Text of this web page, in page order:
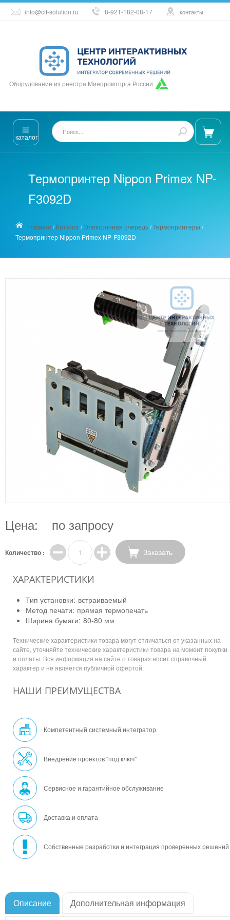
info@cit-solution.ru 8-921-182-08-17 контакты
Оборудование из реестра Минпромторга России
каталог
Термопринтер Nippon Primex NP-
F3092D
Главная /Каталог/Электронная очередь/Термопринтеры /
Термопринтер Nippon Primex NP-F3092D
Цена: по запросу
Количество : Заказать
ХАРАКТЕРИСТИКИ
Тип установки: встраиваемый
Метод печати: прямая термопечать
Ширина бумаги: 80-80 мм
Технические характеристики товара могут отличаться от указанных на
сайте, уточняйте технические характеристики товара на момент покупки
и оплаты. Вся информация на сайте о товарах носит справочный
характер и не является публичной офертой.
НАШИ ПРЕИМУЩЕСТВА
Компетентный системный интегратор
Внедрение проектов "под ключ"
Сервисное и гарантийное обслуживание
Доставка и оплата
Собственные разработки и интеграция проверенных решений
Описание Дополнительная информация